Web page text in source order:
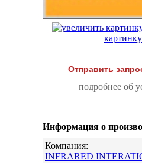
картинку
Отправить
подробнее об
Информация о
Компания:
INFRARED